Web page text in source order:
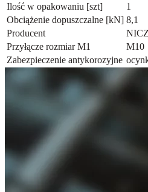
Ilość w opakowaniu [szt]
1
Obciążenie dopuszczalne [kN] 8,1
Producent
Przyłącze rozmiar M1
M10
Zabezpieczenie antykorozyjne